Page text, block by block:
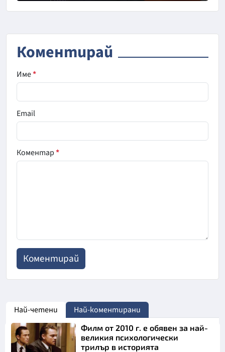
Коментирай
Име*
Email
Коментар*
Най-четени Най-коментирани
Филм от 2010 г. е обявен за най-
великия психологически
трилър в историята